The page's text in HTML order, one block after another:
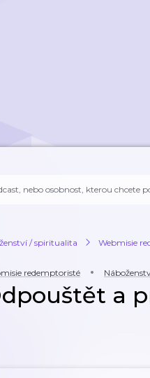
/ spiritualita Webmisie
redemptoristé
a